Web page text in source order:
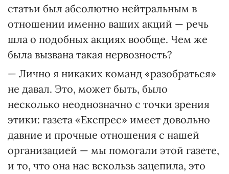
статьи был абсолютно нейтральным в
отношении именно ваших акций — речь
шла о подобных акциях вообще. Чем же
была вызвана такая нервозность?
— Лично я никаких команд «разобраться»
не давал. Это, может быть, было
несколько неоднозначно с точки зрения
этики: газета «Експрес» имеет довольно
давние и прочные отношения с нашей
организацией — мы помогали этой газете,
и то, что она нас вскользь зацепила, это